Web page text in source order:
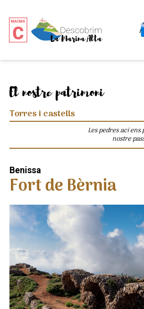
El nostre patrimoni
Torres i castells
Les pedres ací
nostre
Benissa
Fort de Bèrnia